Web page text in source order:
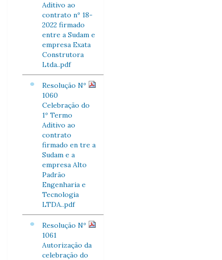
Aditivo ao
contrato nº 18-
2022 firmado
entre a Sudam e
empresa Exata
Construtora
Ltda..pdf
Resolução Nº
1060
Celebração do
1º Termo
Aditivo ao
contrato
firmado en tre a
Sudam e a
empresa Alto
Padrão
Engenharia e
Tecnologia
LTDA..pdf
Resolução Nº
1061
Autorização da
celebração do